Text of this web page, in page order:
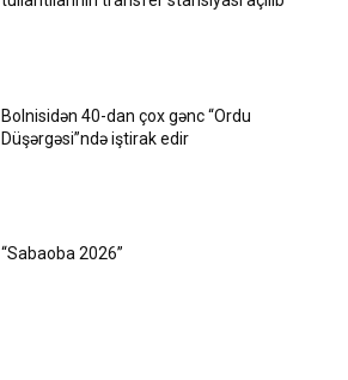
Bolnisidən 40-dan çox gənc “Ordu
Düşərgəsi”ndə iştirak edir
“Sabaoba 2026”